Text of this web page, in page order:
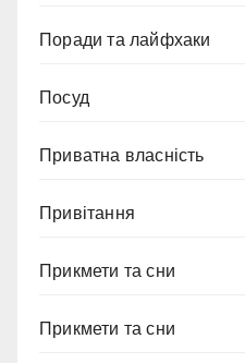
Поради та лайфхаки
Посуд
Приватна власність
Привітання
Прикмети та сни
Прикмети та сни